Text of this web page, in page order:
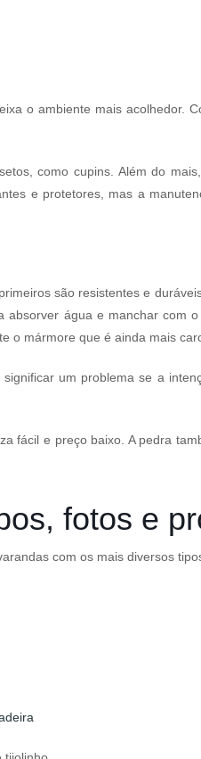
o ambiente mais acolhedor.
como cupins. Além do
e protetores, mas a
são resistentes e
água e manchar com
o mármore que é ainda mais
um problema se a
fácil e preço baixo. A pedra
fotos e
com os mais diversos